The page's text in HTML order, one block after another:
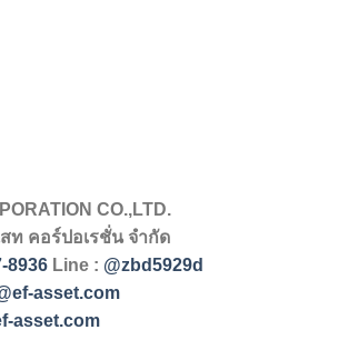
CO.,LTD.
ท คอร์ปอเรชั่น จำกัด
8936 Line : @zbd5929d
asset.com
asset.com